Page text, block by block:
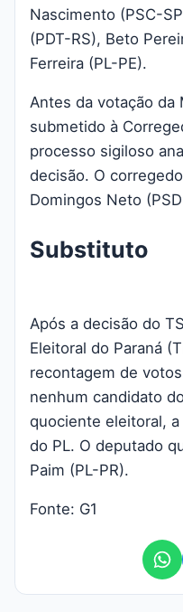
Nascimento (PSC-
(PDT-RS), Beto
Ferreira (PL-PE).
Antes da votação da
submetido à
processo sigiloso
decisão. O
Domingos Neto
Substituto
Após a decisão do
Eleitoral do Paraná
recontagem de
nenhum candidato
quociente eleitoral,
do PL. O deputado
Paim (PL-PR).
Fonte: G1